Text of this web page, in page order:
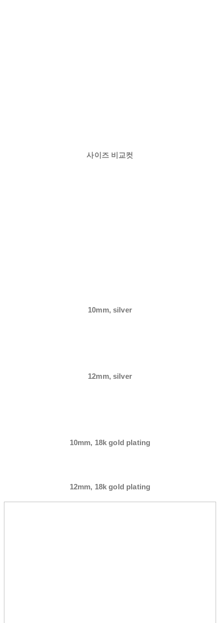
사이즈 비교컷
10mm, silver
12mm, silver
10mm, 18k gold plating
12mm, 18k gold plating